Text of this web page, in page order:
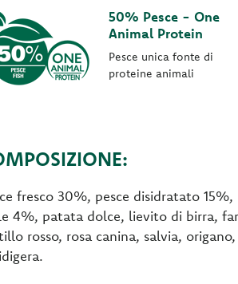
50% Pesce - One
Animal Protein
Pesce unica fonte di
proteine animali
fresco 30%, pesce disidratato
4%, patata dolce, lievito di birra,
rosso, rosa canina, salvia,